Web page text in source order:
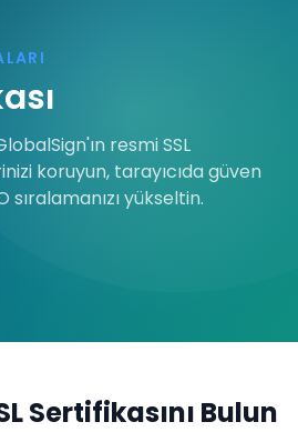
resmi SSL
koruyun, tarayıcıda güven
sıralamanızı yükseltin.
Sertifikasını Bulun